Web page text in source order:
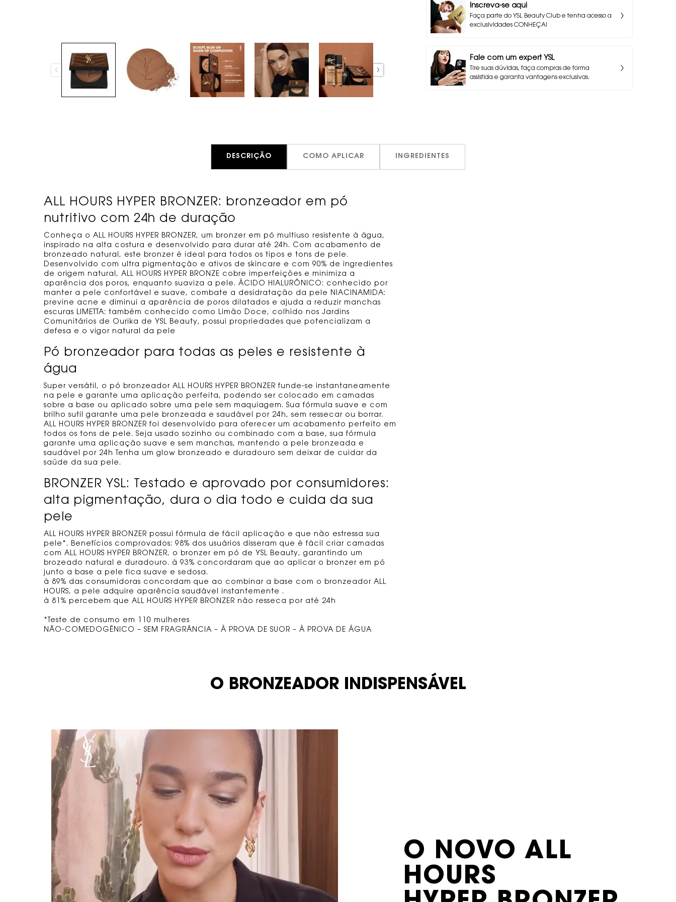
Inscreva-se aqui
Faça parte do YSL Beauty Club e tenha acesso a
exclusividades CONHEÇA!
Fale com um expert YSL
Tire suas dúvidas, faça compras de forma
assistida e garanta vantagens exclusivas.
DESCRIÇÃO COMO APLICAR INGREDIENTES
ALL HOURS HYPER BRONZER: bronzeador em pó
nutritivo com 24h de duração
Conheça o ALL HOURS HYPER BRONZER, um bronzer em pó multiuso resistente à água,
inspirado na alta costura e desenvolvido para durar até 24h. Com acabamento de
bronzeado natural, este bronzer é ideal para todos os tipos e tons de pele.
Desenvolvido com ultra pigmentação e ativos de skincare e com 90% de ingredientes
de origem natural, ALL HOURS HYPER BRONZE cobre imperfeições e minimiza a
aparência dos poros, enquanto suaviza a pele. ÁCIDO HIALURÔNICO: conhecido por
manter a pele confortável e suave, combate a desidratação da pele NIACINAMIDA:
previne acne e diminui a aparência de poros dilatados e ajuda a reduzir manchas
escuras LIMETTA: também conhecido como Limão Doce, colhido nos Jardins
Comunitários de Ourika de YSL Beauty, possui propriedades que potencializam a
defesa e o vigor natural da pele
Pó bronzeador para todas as peles e resistente à
água
Super versátil, o pó bronzeador ALL HOURS HYPER BRONZER funde-se instantaneamente
na pele e garante uma aplicação perfeita, podendo ser colocado em camadas
sobre a base ou aplicado sobre uma pele sem maquiagem. Sua fórmula suave e com
brilho sutil garante uma pele bronzeada e saudável por 24h, sem ressecar ou borrar.
ALL HOURS HYPER BRONZER foi desenvolvido para oferecer um acabamento perfeito em
todos os tons de pele. Seja usado sozinho ou combinado com a base, sua fórmula
garante uma aplicação suave e sem manchas, mantendo a pele bronzeada e
saudável por 24h Tenha um glow bronzeado e duradouro sem deixar de cuidar da
saúde da sua pele.
BRONZER YSL: Testado e aprovado por consumidores:
alta pigmentação, dura o dia todo e cuida da sua
pele
ALL HOURS HYPER BRONZER possui fórmula de fácil aplicação e que não estressa sua
pele*. Benefícios comprovados: 98% dos usuários disseram que é fácil criar camadas
com ALL HOURS HYPER BRONZER, o bronzer em pó de YSL Beauty, garantindo um
brozeado natural e duradouro. à 93% concordaram que ao aplicar o bronzer em pó
junto a base a pele fica suave e sedosa.
à 89% das consumidoras concordam que ao combinar a base com o bronzeador ALL
HOURS, a pele adquire aparência saudável instantemente .
à 81% percebem que ALL HOURS HYPER BRONZER não resseca por até 24h
*Teste de consumo em 110 mulheres
NÃO-COMEDOGÊNICO – SEM FRAGRÂNCIA – À PROVA DE SUOR – À PROVA DE ÁGUA
O BRONZEADOR INDISPENSÁVEL
O NOVO ALL
HOURS